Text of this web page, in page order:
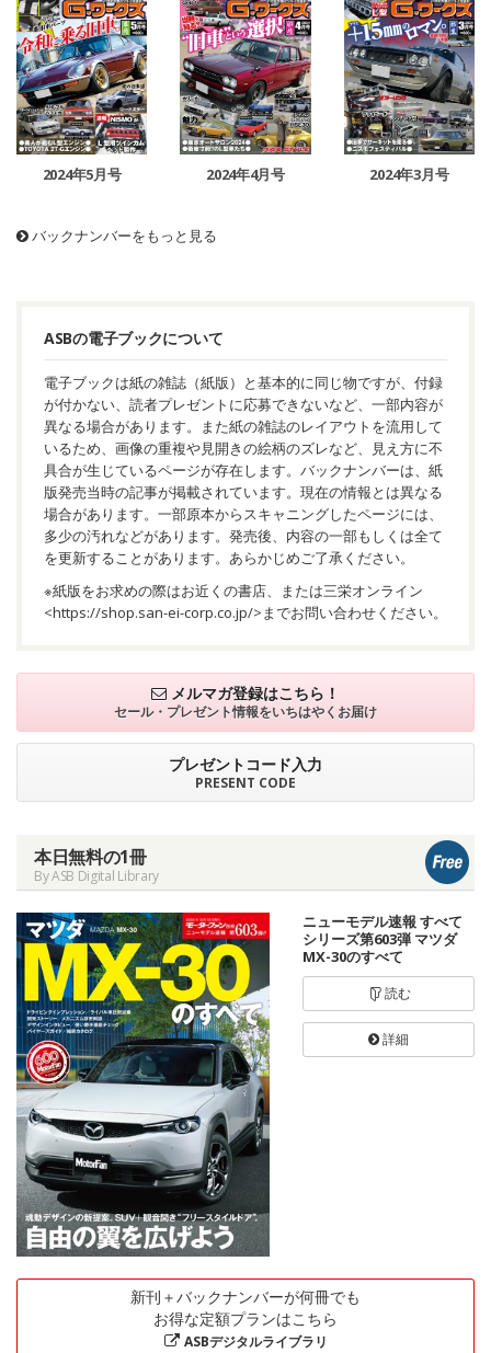
2024年5月号 2024年4月号 2024年3月号
バックナンバーをもっと見る
ASBの電子ブックについて
電子ブックは紙の雑誌（紙版）と基本的に同じ物ですが、付録
が付かない、読者プレゼントに応募できないなど、一部内容が
異なる場合があります。また紙の雑誌のレイアウトを流用して
いるため、画像の重複や見開きの絵柄のズレなど、見え方に不
具合が生じているページが存在します。バックナンバーは、紙
版発売当時の記事が掲載されています。現在の情報とは異なる
場合があります。一部原本からスキャニングしたページには、
多少の汚れなどがあります。発売後、内容の一部もしくは全て
を更新することがあります。あらかじめご了承ください。
※紙版をお求めの際はお近くの書店、または三栄オンライン
<https://shop.san-ei-corp.co.jp/>までお問い合わせください。
メルマガ登録はこちら！
セール・プレゼント情報をいちはやくお届け
プレゼントコード入力
PRESENT CODE
本日無料の1冊
By ASB Digital Library
ニューモデル速報 すべて
シリーズ第603弾 マツダ
MX-30のすべて
読む
詳細
新刊＋バックナンバーが何冊でも
お得な定額プランはこちら
ASBデジタルライブラリ